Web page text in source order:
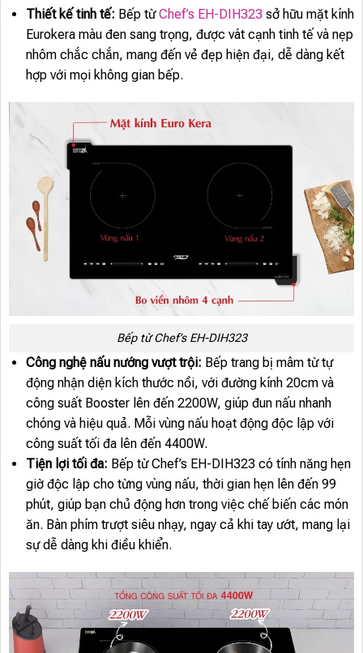
Thiết kế tinh tế: Bếp từChef’s EH-DIH323sở hữu mặt kính
Eurokera màu đen sang trọng, được vát cạnh tinh tế và nẹp
nhôm chắc chắn, mang đến vẻ đẹp hiện đại, dễ dàng kết
hợp với mọi không gian bếp.
Bếp từ Chef’s EH-DIH323
Công nghệ nấu nướng vượt trội: Bếp trang bị mâm từ tự
động nhận diện kích thước nồi, với đường kính 20cm và
công suất Booster lên đến 2200W, giúp đun nấu nhanh
chóng và hiệu quả. Mỗi vùng nấu hoạt động độc lập với
công suất tối đa lên đến 4400W.
Tiện lợi tối đa: Bếp từ Chef’s EH-DIH323 có tính năng hẹn
giờ độc lập cho từng vùng nấu, thời gian hẹn lên đến 99
phút, giúp bạn chủ động hơn trong việc chế biến các món
ăn. Bàn phím trượt siêu nhạy, ngay cả khi tay ướt, mang lại
sự dễ dàng khi điều khiển.